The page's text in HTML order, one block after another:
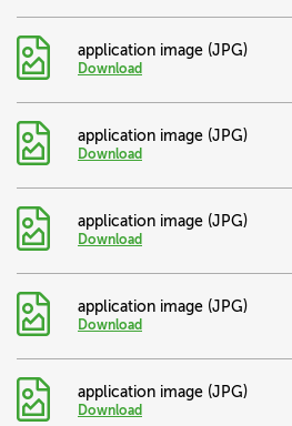
application image (JPG)
Download
application image (JPG)
Download
application image (JPG)
Download
application image (JPG)
Download
application image (JPG)
Download